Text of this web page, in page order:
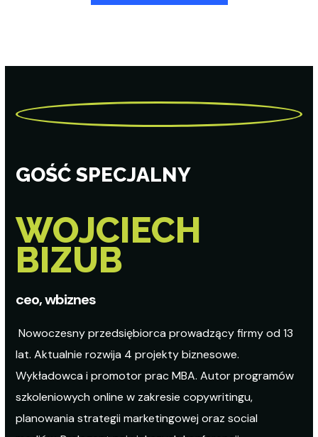
GOŚĆ SPECJALNY
ceo, wbiznes
WOJCIECH
BIZUB
Nowoczesny przedsiębiorca prowadzący firmy od 13
lat. Aktualnie rozwija 4 projekty biznesowe.
Wykładowca i promotor prac MBA. Autor programów
szkoleniowych online w zakresie copywritingu,
planowania strategii marketingowej oraz social